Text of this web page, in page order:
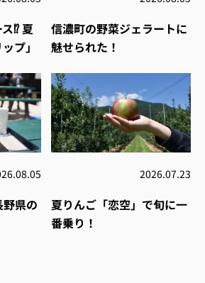
⁉︎ 夏
プ」
信濃町の野菜ジェラートに
魅せられた！
県の
2026.07.23
夏りんご「恋空」で旬に一
番乗り！